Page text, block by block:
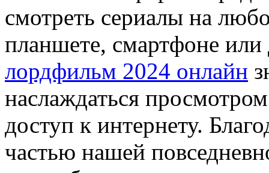
смотреть сериалы на
планшете, смартфоне
лордфильм 2024 онлайн
наслаждаться
доступ к интернету.
частью нашей